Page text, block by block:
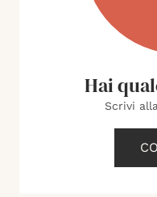
Hai
Scrivi